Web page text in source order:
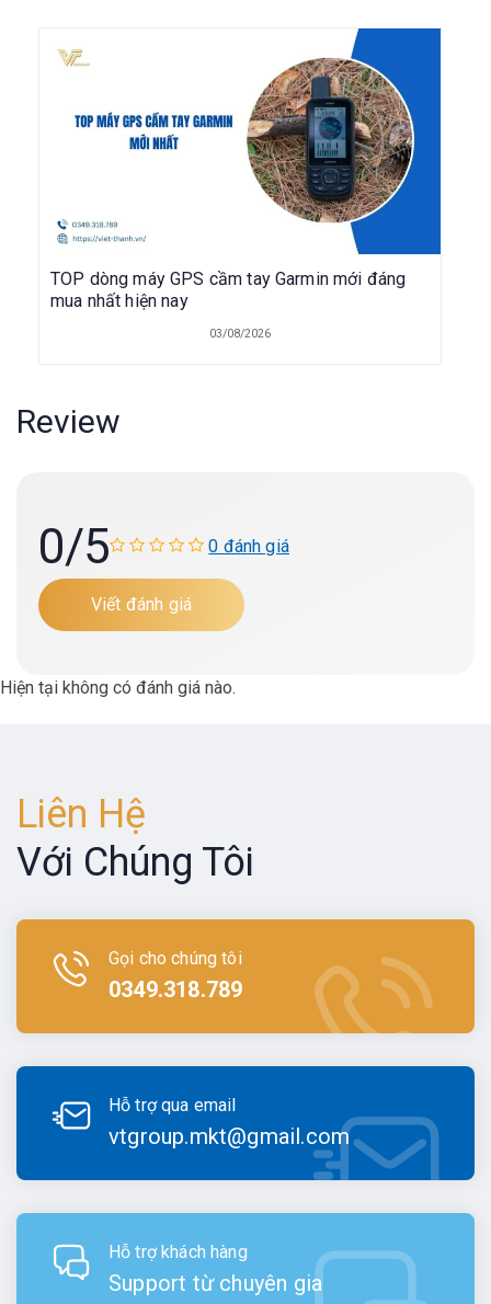
TOP dòng máy GPS cầm tay Garmin mới đáng
mua nhất hiện nay
03/08/2026
Review
0/5 0 đánh giá
Viết đánh giá
Hiện tại không có đánh giá nào.
Liên Hệ
Với Chúng Tôi
Gọi cho chúng tôi
0349.318.789
Hỗ trợ qua email
vtgroup.mkt@gmail.com
Hỗ trợ khách hàng
Support từ chuyên gia